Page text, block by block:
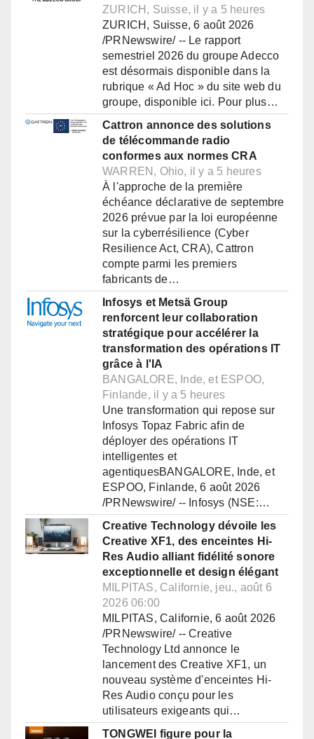
ZURICH, Suisse, il y a 5 heures
ZURICH, Suisse, 6 août 2026
/PRNewswire/ -- Le rapport
semestriel 2026 du groupe Adecco
est désormais disponible dans la
rubrique « Ad Hoc » du site web du
groupe, disponible ici. Pour plus…
Cattron annonce des solutions
de télécommande radio
conformes aux normes CRA
WARREN, Ohio, il y a 5 heures
À l'approche de la première
échéance déclarative de septembre
2026 prévue par la loi européenne
sur la cyberrésilience (Cyber
Resilience Act, CRA), Cattron
compte parmi les premiers
fabricants de…
Infosys et Metsä Group
renforcent leur collaboration
stratégique pour accélérer la
transformation des opérations IT
grâce à l'IA
BANGALORE, Inde, et ESPOO,
Finlande, il y a 5 heures
Une transformation qui repose sur
Infosys Topaz Fabric afin de
déployer des opérations IT
intelligentes et
agentiquesBANGALORE, Inde, et
ESPOO, Finlande, 6 août 2026
/PRNewswire/ -- Infosys (NSE:…
Creative Technology dévoile les
Creative XF1, des enceintes Hi-
Res Audio alliant fidélité sonore
exceptionnelle et design élégant
MILPITAS, Californie, jeu., août 6
2026 06:00
MILPITAS, Californie, 6 août 2026
/PRNewswire/ -- Creative
Technology Ltd annonce le
lancement des Creative XF1, un
nouveau système d'enceintes Hi-
Res Audio conçu pour les
utilisateurs exigeants qui…
TONGWEI figure pour la